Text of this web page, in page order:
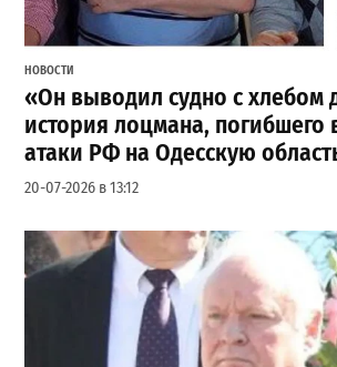
НОВОСТИ
«Он выводил судно с хлебом
история лоцмана, погибшего
атаки РФ на Одесскую
20-07-2026 в 13:12